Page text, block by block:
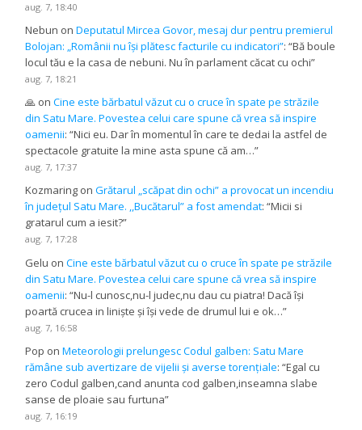
aug. 7, 18:40
Nebun onDeputatul Mircea Govor, mesaj dur pentru premierul
Bolojan: „Românii nu își plătesc facturile cu indicatori”: “Bă boule
locul tău e la casa de nebuni. Nu în parlament căcat cu ochi”
aug. 7, 18:21
🙏 onCine este bărbatul văzut cu o cruce în spate pe străzile
din Satu Mare. Povestea celui care spune că vrea să inspire
oamenii: “Nici eu. Dar în momentul în care te dedai la astfel de
spectacole gratuite la mine asta spune că am…”
aug. 7, 17:37
Kozmaring onGrătarul „scăpat din ochi” a provocat un incendiu
în județul Satu Mare. ,,Bucătarul” a fost amendat: “Micii si
gratarul cum a iesit?”
aug. 7, 17:28
Gelu onCine este bărbatul văzut cu o cruce în spate pe străzile
din Satu Mare. Povestea celui care spune că vrea să inspire
oamenii: “Nu-l cunosc,nu-l judec,nu dau cu piatra! Dacă își
poartă crucea in liniște și își vede de drumul lui e ok…”
aug. 7, 16:58
Pop onMeteorologii prelungesc Codul galben: Satu Mare
rămâne sub avertizare de vijelii și averse torențiale: “Egal cu
zero Codul galben,cand anunta cod galben,inseamna slabe
sanse de ploaie sau furtuna”
aug. 7, 16:19